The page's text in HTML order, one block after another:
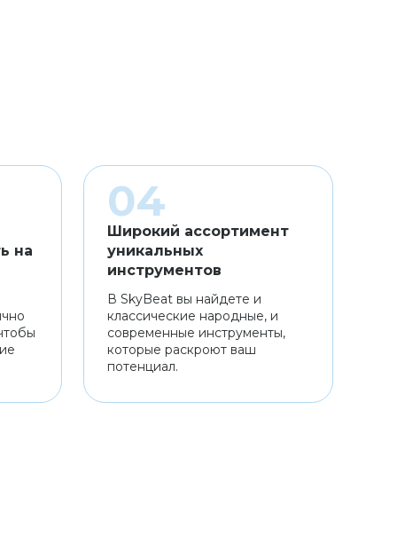
на
Широкий ассортимент
уникальных
инструментов
В SkyBeat вы найдете и
классические народные, и
современные инструменты,
которые раскроют ваш
потенциал.